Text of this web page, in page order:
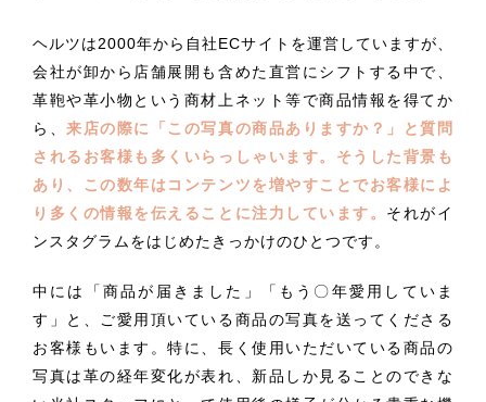
ヘルツは2000年から自社ECサイトを運営していますが、
会社が卸から店舗展開も含めた直営にシフトする中で、
革鞄や革小物という商材上ネット等で商品情報を得てか
ら、来店の際に「この写真の商品ありますか？」と質問
されるお客様も多くいらっしゃいます。そうした背景も
あり、この数年はコンテンツを増やすことでお客様によ
り多くの情報を伝えることに注力しています。 それがイ
ンスタグラムをはじめたきっかけのひとつです。
中には「商品が届きました」「もう〇年愛用していま
す」と、ご愛用頂いている商品の写真を送ってくださる
お客様もいます。特に、長く使用いただいている商品の
写真は革の経年変化が表れ、新品しか見ることのできな